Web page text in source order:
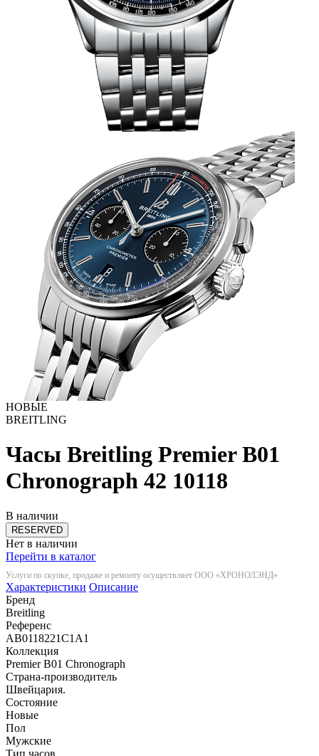
НОВЫЕ
BREITLING
Часы Breitling Premier B01
Chronograph 42 10118
В наличии
RESERVED
Нет в наличии
Перейти в каталог
Услуги по скупке, продаже и ремонту осуществляет ООО «ХРОНОЛЭНД»
Характеристики Описание
Бренд
Breitling
Референс
AB0118221C1A1
Коллекция
Premier B01 Chronograph
Страна-производитель
Швейцария.
Состояние
Новые
Пол
Мужские
Тип часов